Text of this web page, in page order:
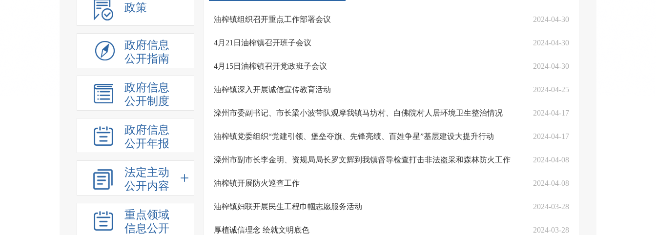
政策
政府信息
公开指南
政府信息
公开制度
政府信息
公开年报
法定主动
公开内容
重点领域
信息公开
油榨镇组织召开重点工作部署会议 2024-04-30
4月21日油榨镇召开班子会议 2024-04-30
4月15日油榨镇召开党政班子会议 2024-04-30
油榨镇深入开展诚信宣传教育活动 2024-04-25
滦州市委副书记、市长梁小波带队观摩我镇马坊村、白佛院村人居环境卫生整治情况 2024-04-17
油榨镇党委组织“党建引领、堡垒夺旗、先锋亮绩、百姓争星”基层建设大提升行动 2024-04-17
滦州市副市长李金明、资规局局长罗文辉到我镇督导检查打击非法盗采和森林防火工作 2024-04-08
油榨镇开展防火巡查工作 2024-04-08
油榨镇妇联开展民生工程巾帼志愿服务活动 2024-03-28
厚植诚信理念 绘就文明底色 2024-03-28